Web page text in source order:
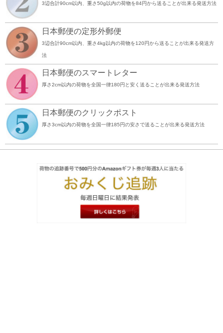
3辺合計90cm以内、重さ50g以内の荷物を84円から送ることが出来る発送方法
日本郵便の定形外郵便
3辺合計90cm以内、重さ4kg以内の荷物を120円から送ることが出来る発送方
法
日本郵便のスマートレター
厚さ2cm以内の荷物を全国一律180円と安く送ることが出来る発送方法
日本郵便のクリックポスト
厚さ3cm以内の荷物を全国一律185円の安さで送ることが出来る発送方法